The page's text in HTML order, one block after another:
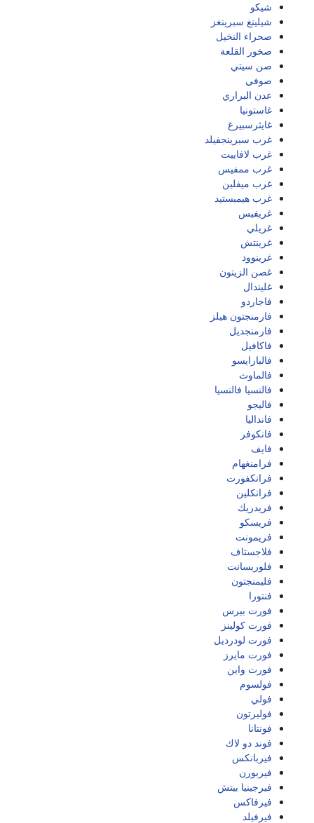
شيكو
شيلينغ سبرينغز
صحراء النخيل
صخور القلعة
صن سيتي
صوفي
عدن البراري
غاستونيا
غايثرسبيرغ
غرب سبرينجفيلد
غرب لافاييت
غرب ممفيس
غرب ميفلين
غرب هيمبستيد
غريفيس
غريلي
غرينتش
غرينوود
غصن الزيتون
غليندال
فاجاردو
فارمنجتون هيلز
فارمنجديل
فاكافيل
فالبارايسو
فالماوث
فالنسيا فالنسيا
فاليجو
فانداليا
فانكوفر
فايف
فرامنغهام
فرانكفورت
فرانكلين
فريدريك
فريسكو
فريمونت
فلاجستاف
فلوريسانت
فليمنجتون
فنتورا
فورت بيرس
فورت كولينز
فورت لودرديل
فورت مايرز
فورت واين
فولسوم
فولي
فوليرتون
فونتانا
فوند دو لاك
فيربانكس
فيربورن
فيرجينيا بيتش
فيرفاكس
فيرفيلد